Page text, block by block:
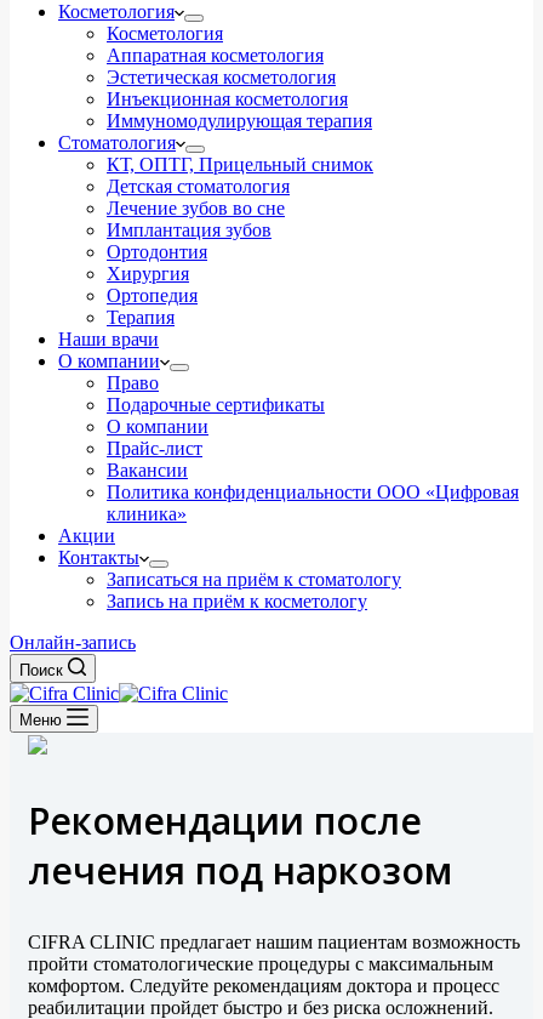
Косметология
Косметология
Аппаратная косметология
Эстетическая косметология
Инъекционная косметология
Иммуномодулирующая терапия
Стоматология
КТ, ОПТГ, Прицельный снимок
Детская стоматология
Лечение зубов во сне
Имплантация зубов
Ортодонтия
Хирургия
Ортопедия
Терапия
Наши врачи
О компании
Право
Подарочные сертификаты
О компании
Прайс-лист
Вакансии
Политика конфиденциальности ООО «Цифровая
клиника»
Акции
Контакты
Записаться на приём к стоматологу
Запись на приём к косметологу
Онлайн-запись
Поиск
Меню
Рекомендации после
лечения под наркозом
CIFRA CLINIC предлагает нашим пациентам возможность
пройти стоматологические процедуры с максимальным
комфортом. Следуйте рекомендациям доктора и процесс
реабилитации пройдет быстро и без риска осложнений.